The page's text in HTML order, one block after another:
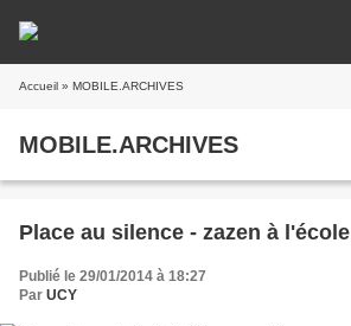
Accueil » MOBILE.ARCHIVES
MOBILE.ARCHIVES
Place au silence - zazen à l'école
Publié le 29/01/2014 à 18:27
Par UCY